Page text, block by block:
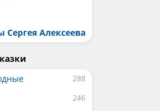
Сергея Алексеева